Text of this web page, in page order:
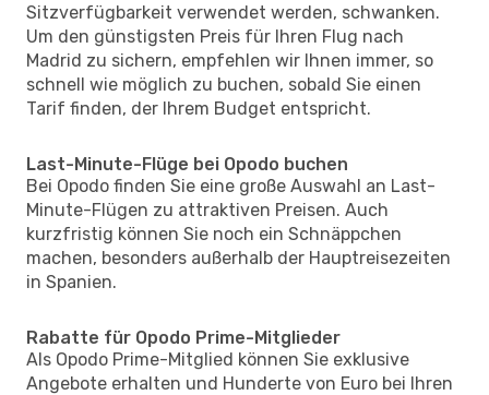
Sitzverfügbarkeit verwendet werden, schwanken.
Um den günstigsten Preis für Ihren Flug nach
Madrid zu sichern, empfehlen wir Ihnen immer, so
schnell wie möglich zu buchen, sobald Sie einen
Tarif finden, der Ihrem Budget entspricht.
Last-Minute-Flüge bei Opodo buchen
Bei Opodo finden Sie eine große Auswahl an Last-
Minute-Flügen zu attraktiven Preisen. Auch
kurzfristig können Sie noch ein Schnäppchen
machen, besonders außerhalb der Hauptreisezeiten
in Spanien.
Rabatte für Opodo Prime-Mitglieder
Als Opodo Prime-Mitglied können Sie exklusive
Angebote erhalten und Hunderte von Euro bei Ihren